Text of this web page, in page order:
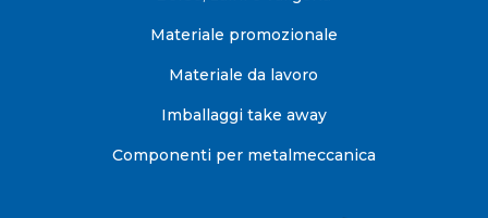
Materiale promozionale
Materiale da lavoro
Imballaggi take away
Componenti per metalmeccanica